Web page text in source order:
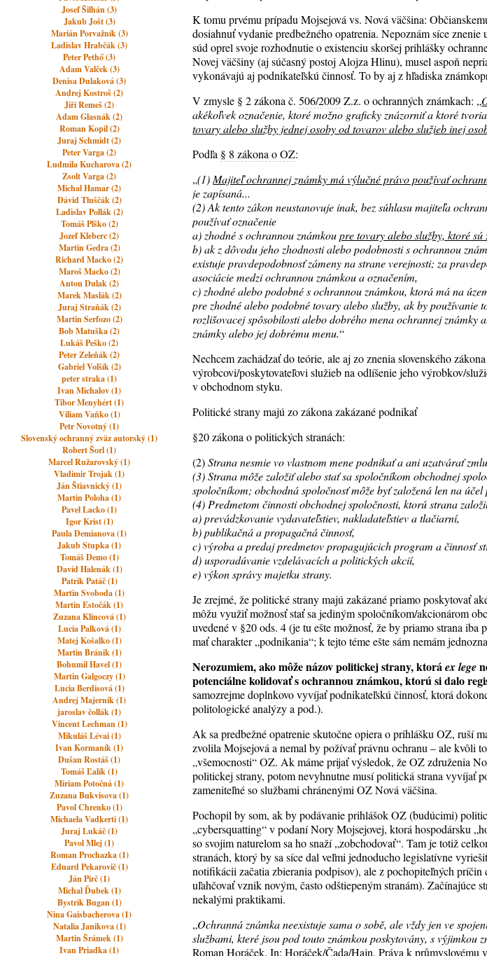
Josef Šilhán (3)
Jakub Jošt (3)
Marián Porvažník (3)
Ladislav Hrabčák (3)
Peter Pethő (3)
Adam Valček (3)
Denisa Dulaková (3)
Andrej Kostroš (2)
Jiří Remeš (2)
Adam Glasnák (2)
Roman Kopil (2)
Juraj Schmidt (2)
Peter Varga (2)
Ludmila Kucharova (2)
Zsolt Varga (2)
Michal Hamar (2)
Dávid Tluščák (2)
Ladislav Pollák (2)
Tomáš Plško (2)
Jozef Kleberc (2)
Martin Gedra (2)
Richard Macko (2)
Maroš Macko (2)
Anton Dulak (2)
Marek Maslák (2)
Juraj Straňák (2)
Martin Serfozo (2)
Bob Matuška (2)
Lukáš Peško (2)
Peter Zeleňák (2)
Gabriel Volšík (2)
peter straka (1)
Ivan Michalov (1)
Tibor Menyhért (1)
Viliam Vaňko (1)
Petr Novotný (1)
Slovenský ochranný zväz autorský (1)
Robert Šorl (1)
Marcel Ružarovský (1)
Vladimir Trojak (1)
Ján Štiavnický (1)
Martin Poloha (1)
Pavel Lacko (1)
Igor Krist (1)
Paula Demianova (1)
Jakub Stupka (1)
Tomáš Demo (1)
David Halenák (1)
Patrik Patáč (1)
Martin Svoboda (1)
Martin Estočák (1)
Zuzana Klincová (1)
Lucia Palková (1)
Matej Košalko (1)
Martin Bránik (1)
Bohumil Havel (1)
Martin Galgoczy (1)
Lucia Berdisová (1)
Andrej Majerník (1)
jaroslav čollák (1)
Vincent Lechman (1)
Mikuláš Lévai (1)
Ivan Kormaník (1)
Dušan Rostáš (1)
Tomáš Ľalík (1)
Miriam Potočná (1)
Zuzana Bukvisova (1)
Pavol Chrenko (1)
Michaela Vadkerti (1)
Juraj Lukáč (1)
Pavol Mlej (1)
Roman Prochazka (1)
Eduard Pekarovič (1)
Ján Pirč (1)
Michal Ďubek (1)
Bystrik Bugan (1)
Nina Gaisbacherova (1)
Natalia Janikova (1)
Martin Šrámek (1)
Ivan Priadka (1)
K tomu prvému prípadu Mojsejová vs. Nová väčšina:
dosiahnuť vydanie predbežného opatrenia. Nepoznám síce
súd oprel svoje rozhodnutie o existenciu skoršej prihlášky
Novej väčšiny (aj súčasný postoj Alojza Hlinu), musel aspoň
vykonávajú aj podnikateľskú činnosť. To by aj z hľadiska
V zmysle § 2 zákona č.506/2009Z.z. o ochranných známkach: „
akékoľvek označenie, ktoré možno graficky znázorniť a ktoré
tovary alebo služby jednej osoby od tovarov alebo služieb inej
Podľa § 8 zákona o OZ:
„(1) Majiteľ ochrannej známky má výlučné právo používať
je zapísaná...
(2) Ak tento zákon neustanovuje inak, bez súhlasu majiteľa
používať označenie
a) zhodné s ochrannou známkoupre tovary alebo služby, ktoré
b) ak z dôvodu jeho zhodnosti alebo podobnosti s ochrannou
existuje pravdepodobnosť zámeny na strane verejnosti; za
asociácie medzi ochrannou známkou a označením,
c) zhodné alebo podobné s ochrannou známkou, ktorá má na
pre zhodné alebo podobné tovary alebo služby, ak by používanie
rozlišovacej spôsobilosti alebo dobrého mena ochrannej
známky alebo jej dobrému menu.“
Nechcem zachádzať do teórie, ale aj zo znenia slovenského
výrobcovi/poskytovateľovi služieb na odlíšenie jeho výrobkov/
v obchodnom styku.
Politické strany majú zo zákona zakázané podnikať
§20 zákona o politických stranách:
(2)Strana nesmie vo vlastnom mene podnikať a ani uzatvárať
(3) Strana môže založiť alebo stať sa spoločníkom obchodnej
spoločníkom; obchodná spoločnosť môže byť založená len na účel
(4) Predmetom činnosti obchodnej spoločnosti, ktorú strana
a) prevádzkovanie vydavateľstiev, nakladateľstiev a tlačiarní,
b) publikačná a propagačná činnosť,
c) výroba a predaj predmetov propagujúcich program a činnosť
d) usporadúvanie vzdelávacích a politických akcií,
e) výkon správy majetku strany.
Je zrejmé, že politické strany majú zakázané priamo poskytovať
môžu využiť možnosť stať sa jediným spoločníkom/akcionárom
uvedené v §20 ods. 4 (je tu ešte možnosť, že by priamo strana
mať charakter „podnikania“; k tejto téme ešte sám nemám
Nerozumiem, ako môže názov politickej strany, ktoráex lege
potenciálne kolidovať s ochrannou známkou, ktorú si dalo
samozrejme doplnkovo vyvíjať podnikateľskú činnosť, ktorá
politologické analýzy a pod.).
Ak sa predbežné opatrenie skutočne opiera o prihlášku OZ, ruší
zvolila Mojsejová a nemal by požívať právnu ochranu – ale kvôli
„všemocnosti“ OZ. Ak máme prijať výsledok, že OZ združenia
politickej strany, potom nevyhnutne musí politická strana vyvíjať
zameniteľné so službami chránenými OZ Nová väčšina.
Pochopil by som, ak by podávanie prihlášok OZ (budúcimi)
„cybersquatting“ v podaní Nory Mojsejovej, ktorá hospodársku
so svojim naturelom sa ho snaží „zobchodovať“. Tam je totiž
stranách, ktorý by sa síce dal veľmi jednoducho legislatívne
notifikácii začatia zbierania podpisov), ale z pochopiteľných
uľahčovať vznik novým, často odštiepeným stranám). Začínajúce
nekalými praktikami.
„Ochranná známka neexistuje sama o sobě, ale vždy jen ve
službami, které jsou pod touto známkou poskytovány, s výjimkou
Roman Horáček, In: Horáček/Čada/Hajn, Práva k